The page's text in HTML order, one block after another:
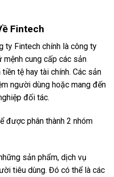
Fintech
ty Fintech chính là công ty
mệnh cung cấp các sản
tệ hay tài chính. Các sản
người dùng hoặc mang đến
đối tác.
được phân thành 2 nhóm
sản phẩm, dịch vụ
tiêu dùng. Đó có thể là các